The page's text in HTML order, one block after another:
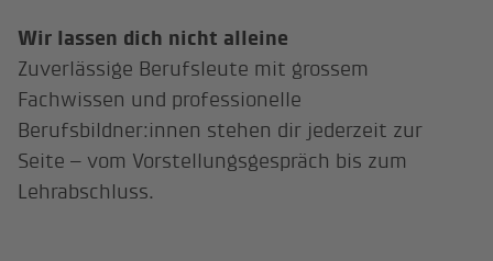
Wir lassen dich nicht alleine
Zuverlässige Berufsleute mit grossem
Fachwissen und professionelle
Berufsbildner:innen stehen dir jederzeit zur
Seite – vom Vorstellungsgespräch bis zum
Lehrabschluss.